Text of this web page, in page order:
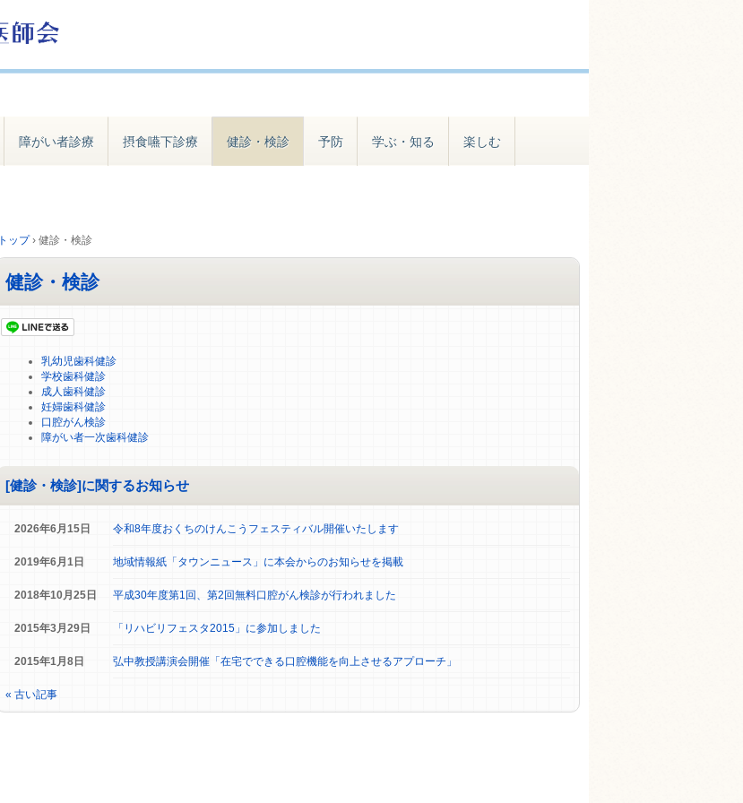
障がい者診療 摂食嚥下診療 健診・検診 予防 学ぶ・知る 楽しむ
トップ› 健診・検診
健診・検診
乳幼児歯科健診
学校歯科健診
成人歯科健診
妊婦歯科健診
口腔がん検診
障がい者一次歯科健診
[健診・検診]に関するお知らせ
2026年6月15日 令和8年度おくちのけんこうフェスティバル開催いたします
2019年6月1日 地域情報紙「タウンニュース」に本会からのお知らせを掲載
2018年10月25日 平成30年度第1回、第2回無料口腔がん検診が行われました
2015年3月29日 「リハビリフェスタ2015」に参加しました
2015年1月8日 弘中教授講演会開催「在宅でできる口腔機能を向上させるアプローチ」
« 古い記事